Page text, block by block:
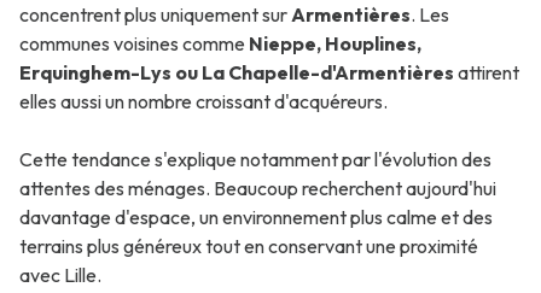
concentrent plus uniquement sur Armentières. Les
communes voisines comme Nieppe, Houplines,
Erquinghem-Lys ou La Chapelle-d'Armentières attirent
elles aussi un nombre croissant d'acquéreurs.
Cette tendance s'explique notamment par l'évolution des
attentes des ménages. Beaucoup recherchent aujourd'hui
davantage d'espace, un environnement plus calme et des
terrains plus généreux tout en conservant une proximité
avec Lille.